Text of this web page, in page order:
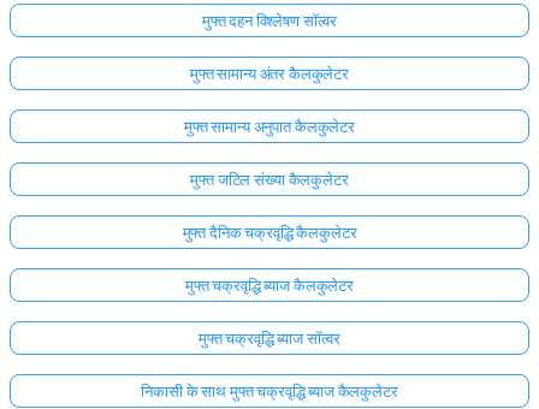
मुफ्त दहन विश्लेषण सॉल्वर
मुफ्त सामान्य अंतर कैलकुलेटर
मुफ्त सामान्य अनुपात कैलकुलेटर
मुफ्त जटिल संख्या कैलकुलेटर
मुफ्त दैनिक चक्रवृद्धि कैलकुलेटर
मुफ्त चक्रवृद्धि ब्याज कैलकुलेटर
मुफ्त चक्रवृद्धि ब्याज सॉल्वर
निकासी के साथ मुफ्त चक्रवृद्धि ब्याज कैलकुलेटर